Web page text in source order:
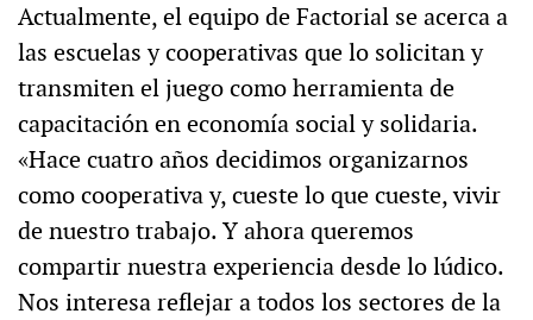
Actualmente, el equipo de Factorial se acerca a
las escuelas y cooperativas que lo solicitan y
transmiten el juego como herramienta de
capacitación en economía social y solidaria.
«Hace cuatro años decidimos organizarnos
como cooperativa y, cueste lo que cueste, vivir
de nuestro trabajo. Y ahora queremos
compartir nuestra experiencia desde lo lúdico.
Nos interesa reflejar a todos los sectores de la